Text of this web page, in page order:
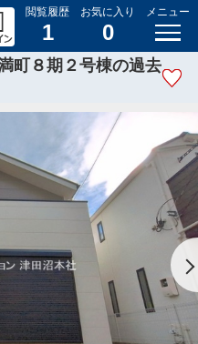
閲覧履歴
1
お気に入り
0
メニュー
町８期２号棟の過去